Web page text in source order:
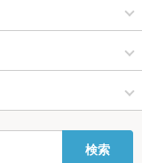
用頂くことでご不自由な
検索